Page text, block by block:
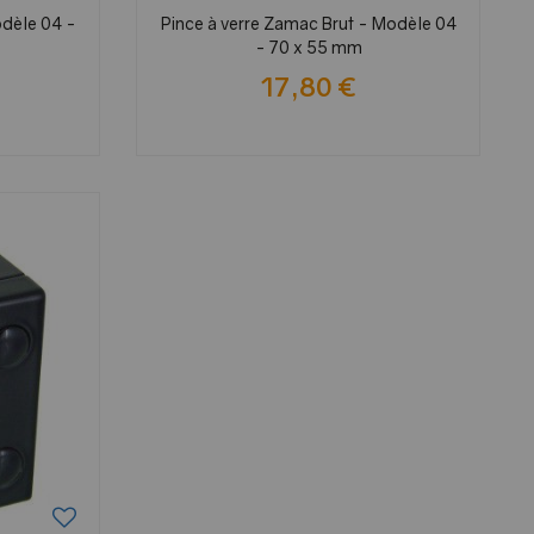
04 -
Pince à verre Zamac Brut - Modèle 04
- 70 x 55 mm
17,80 €